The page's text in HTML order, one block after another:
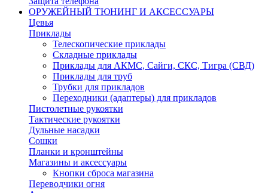
ОРУЖЕЙНЫЙ ТЮНИНГ И АКСЕССУАРЫ
Цевья
Приклады
Телескопические приклады
Складные приклады
Приклады для АКМС, Сайги, СКС, Тигра (СВД)
Приклады для труб
Трубки для прикладов
Переходники (адаптеры) для прикладов
Пистолетные рукоятки
Тактические рукоятки
Дульные насадки
Сошки
Планки и кронштейны
Магазины и аксессуары
Кнопки сброса магазина
Переводчики огня